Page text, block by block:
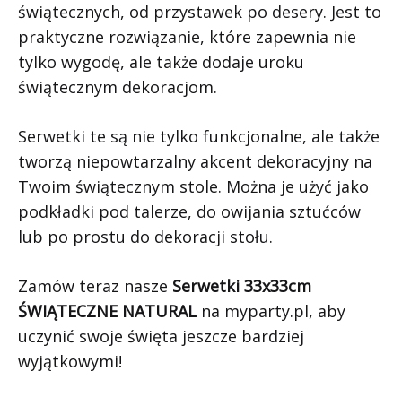
świątecznych, od przystawek po desery. Jest to
praktyczne rozwiązanie, które zapewnia nie
tylko wygodę, ale także dodaje uroku
świątecznym dekoracjom.
Serwetki te są nie tylko funkcjonalne, ale także
tworzą niepowtarzalny akcent dekoracyjny na
Twoim świątecznym stole. Można je użyć jako
podkładki pod talerze, do owijania sztućców
lub po prostu do dekoracji stołu.
Zamów teraz nasze Serwetki 33x33cm
ŚWIĄTECZNE NATURAL na myparty.pl, aby
uczynić swoje święta jeszcze bardziej
wyjątkowymi!